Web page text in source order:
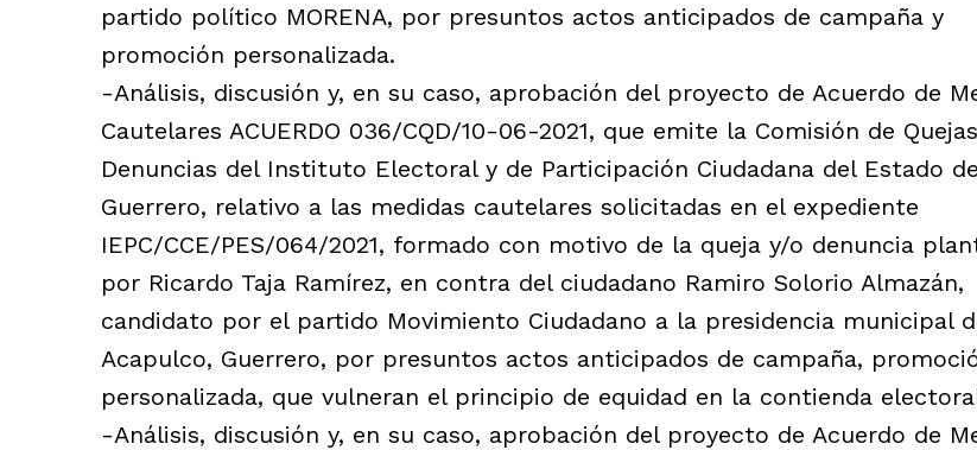
partido político MORENA, por presuntos actos anticipados de campaña y
promoción personalizada.
-Análisis, discusión y, en su caso, aprobación del proyecto de Acuerdo de
Cautelares ACUERDO 036/CQD/10-06-2021, que emite la Comisión de
Denuncias del Instituto Electoral y de Participación Ciudadana del Estado de
Guerrero, relativo a las medidas cautelares solicitadas en el expediente
IEPC/CCE/PES/064/2021, formado con motivo de la queja y/o denuncia
por Ricardo Taja Ramírez, en contra del ciudadano Ramiro Solorio Almazán,
candidato por el partido Movimiento Ciudadano a la presidencia municipal
Acapulco, Guerrero, por presuntos actos anticipados de campaña,
personalizada, que vulneran el principio de equidad en la contienda
-Análisis, discusión y, en su caso, aprobación del proyecto de Acuerdo de